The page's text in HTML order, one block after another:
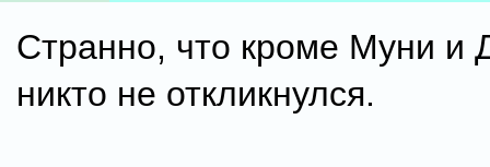
Странно, что кроме Муни и
никто не откликнулся.